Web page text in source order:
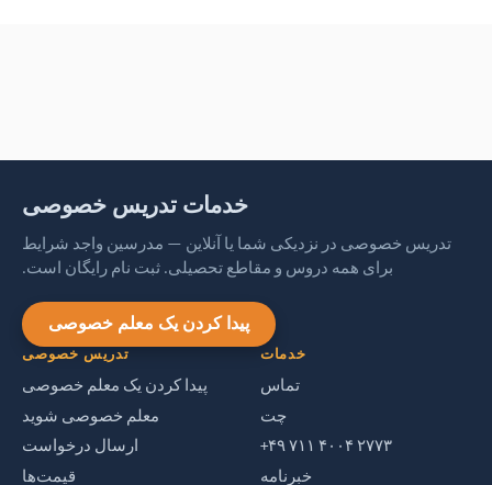
خدمات تدریس خصوصی
تدریس خصوصی در نزدیکی شما یا آنلاین — مدرسین واجد شرایط
برای همه دروس و مقاطع تحصیلی. ثبت نام رایگان است.
پیدا کردن یک معلم خصوصی
تدریس خصوصی
پیدا کردن یک معلم خصوصی
معلم خصوصی شوید
ارسال درخواست
قیمت‌ها
خدمات
تماس
چت
‎+۴۹ ۷۱۱ ۴۰۰۴ ۲۷۷۳‎
خبرنامه